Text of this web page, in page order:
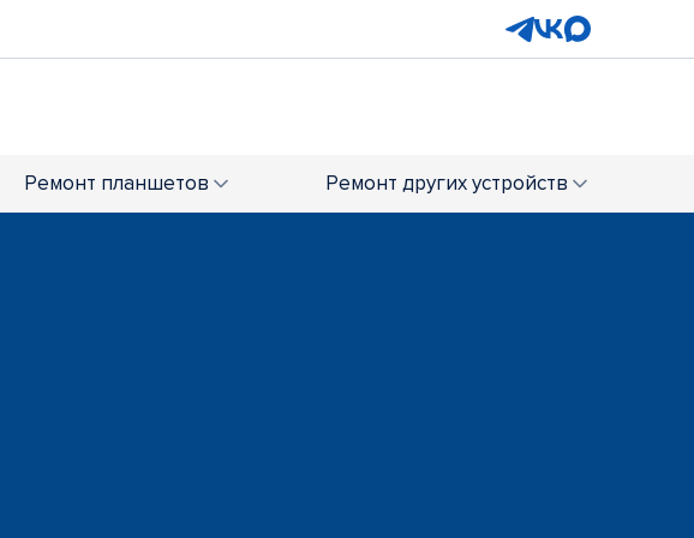
Ремонт планшетов Ремонт других устройств